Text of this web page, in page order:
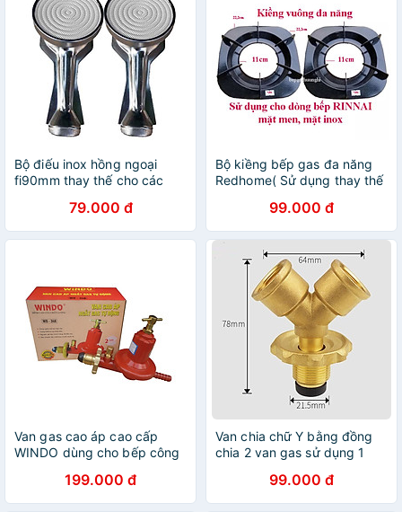
Bộ điếu inox hồng ngoại
fi90mm thay thế cho các
trắng ) - Hàng chính hãng
79.000 đ
Bộ kiềng bếp gas đa năng
Redhome( Sử dụng thay thế
men, mặt inox) - Hàng chính
hãng
99.000 đ
Van gas cao áp cao cấp
WINDO dùng cho bếp công
chính hãng199.000 đ
Van chia chữ Y bằng đồng
chia 2 van gas sử dụng 1
nhau - Hàng Chính Hãng
99.000 đ